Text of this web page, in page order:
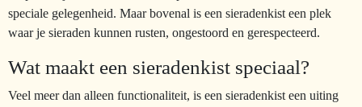
speciale gelegenheid. Maar bovenal is een sieradenkist een plek
waar je sieraden kunnen rusten, ongestoord en gerespecteerd.
Wat maakt een sieradenkist speciaal?
Veel meer dan alleen functionaliteit, is een sieradenkist een uiting